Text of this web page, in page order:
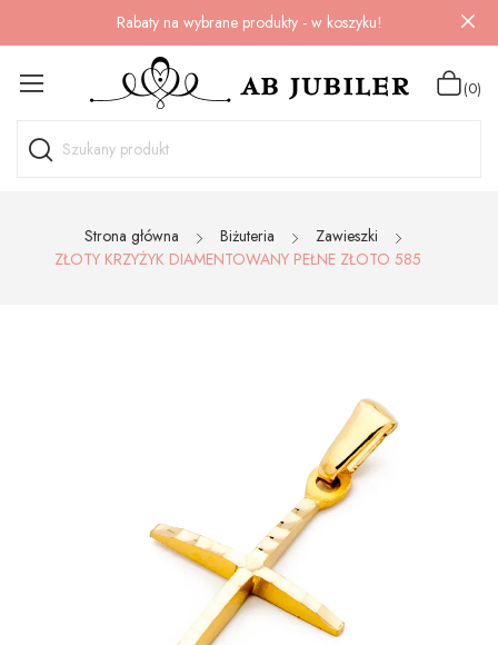
Rabaty na wybrane produkty - w koszyku!
(0)
Strona główna Biżuteria
Zawieszki
ZŁOTY KRZYŻYK DIAMENTOWANY PEŁNE ZŁOTO 585